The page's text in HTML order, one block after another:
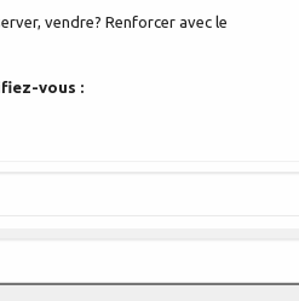
vendre? Renforcer avec le
vous :